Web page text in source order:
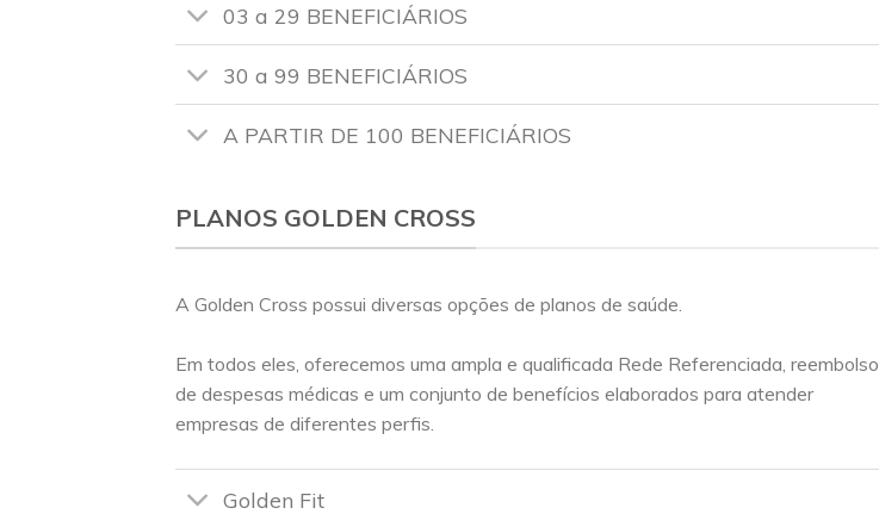
03 a 29 BENEFICIÁRIOS
30 a 99 BENEFICIÁRIOS
A PARTIR DE 100 BENEFICIÁRIOS
PLANOS GOLDEN CROSS
A Golden Cross possui diversas opções de planos de saúde.
Em todos eles, oferecemos uma ampla e qualificada Rede Referenciada, reembolso
de despesas médicas e um conjunto de benefícios elaborados para atender
empresas de diferentes perfis.
Golden Fit